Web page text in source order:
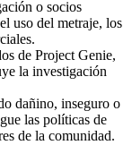
o socios
uso del metraje, los
de Project Genie,
la investigación
dañino, inseguro o
las políticas de
de la comunidad.